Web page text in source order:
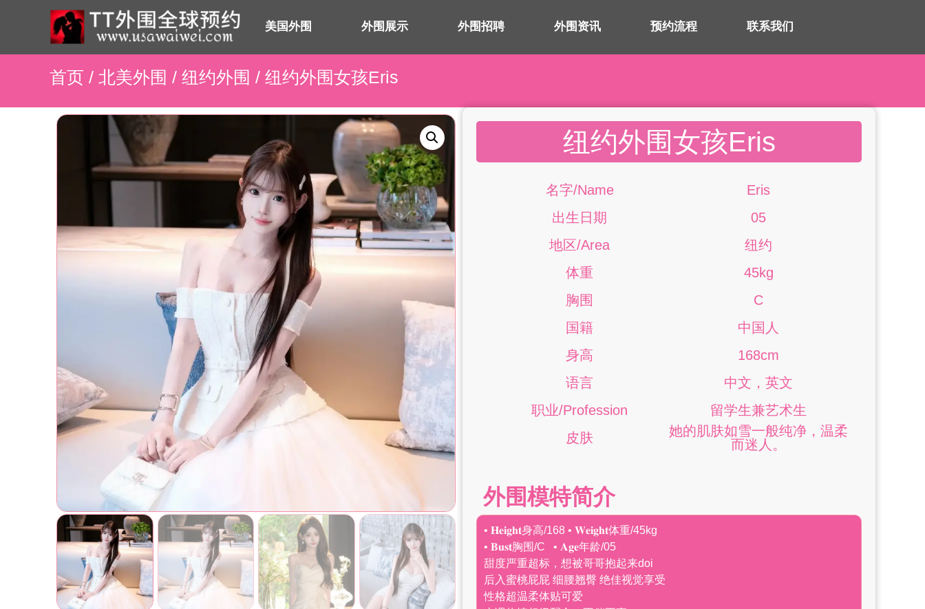
美国外围 外围展示 外围招聘 外围资讯 预约流程 联系我们
首页 / 北美外围 / 纽约外围 / 纽约外围女孩Eris
纽约外围女孩Eris
名字/Name
Eris
出生日期
05
地区/Area
纽约
体重
45kg
胸围
C
国籍
中国人
身高
168cm
语言
中文，英文
职业/Profession
留学生兼艺术生
皮肤
她的肌肤如雪一般纯净，温柔
而迷人。
外围模特简介
• 𝐇𝐞𝐢𝐠𝐡𝐭身高/168 • 𝐖𝐞𝐢𝐠𝐡𝐭体重/45kg
• 𝐁𝐮𝐬𝐭胸围/C • 𝐀𝐠𝐞年龄/05
甜度严重超标，想被哥哥抱起来doi
后入蜜桃屁屁 细腰翘臀 绝佳视觉享受
性格超温柔体贴可爱